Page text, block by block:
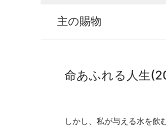
主の賜物
命あふれる人生
しかし、私が与える水を飲